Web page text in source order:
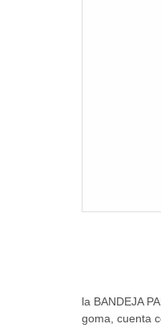
la BANDEJA
goma, cuenta